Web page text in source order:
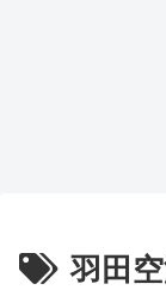
羽田